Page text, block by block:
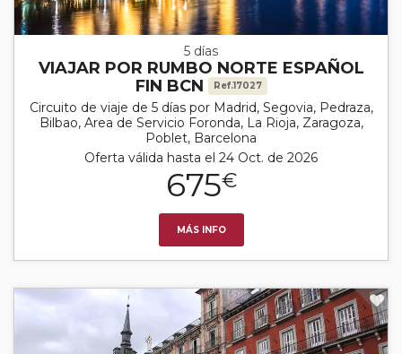
5 días
VIAJAR POR RUMBO NORTE ESPAÑOL
FIN BCN
Ref.17027
Circuito de viaje de 5 días por Madrid, Segovia, Pedraza,
Bilbao, Area de Servicio Foronda, La Rioja, Zaragoza,
Poblet, Barcelona
Oferta válida hasta el 24 Oct. de 2026
675€
MÁS INFO